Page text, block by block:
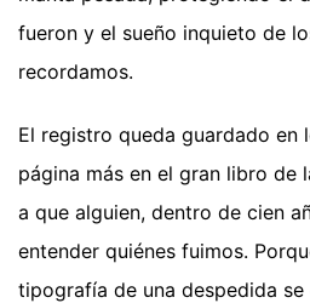
fueron y el sueño inquieto de
recordamos.
El registro queda guardado en
página más en el gran libro de
a que alguien, dentro de cien
entender quiénes fuimos.
tipografía de una despedida